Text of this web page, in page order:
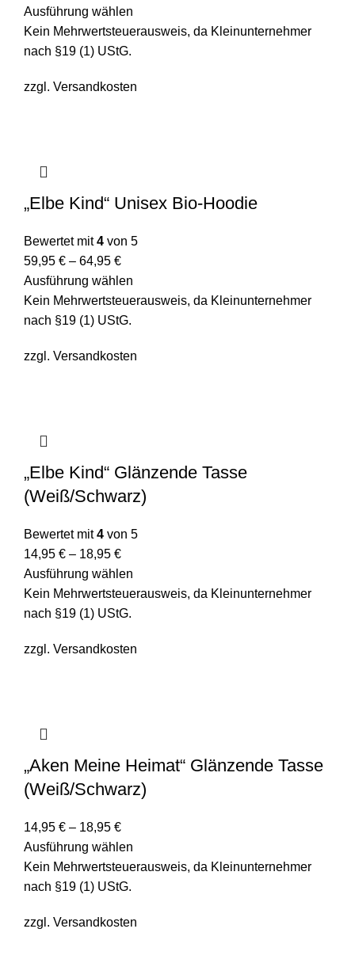
Ausführung wählen
Kein Mehrwertsteuerausweis, da Kleinunternehmer
nach §19 (1) UStG.
zzgl. Versandkosten
„Elbe Kind“ Unisex Bio-Hoodie
Bewertet mit4 von 5
59,95 € – 64,95 €
Ausführung wählen
Kein Mehrwertsteuerausweis, da Kleinunternehmer
nach §19 (1) UStG.
zzgl. Versandkosten
„Elbe Kind“ Glänzende Tasse
(Weiß/Schwarz)
Bewertet mit4 von 5
14,95 € – 18,95 €
Ausführung wählen
Kein Mehrwertsteuerausweis, da Kleinunternehmer
nach §19 (1) UStG.
zzgl. Versandkosten
„Aken Meine Heimat“ Glänzende Tasse
(Weiß/Schwarz)
14,95 € – 18,95 €
Ausführung wählen
Kein Mehrwertsteuerausweis, da Kleinunternehmer
nach §19 (1) UStG.
zzgl. Versandkosten